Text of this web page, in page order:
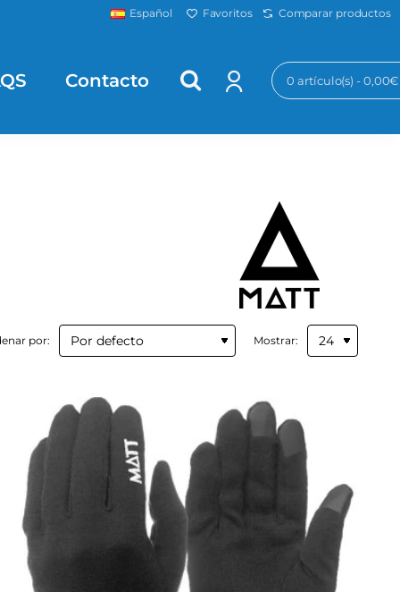
Español Favoritos Comparar productos
Contacto 0 artículo(s) - 0,00€
por: Mostrar: